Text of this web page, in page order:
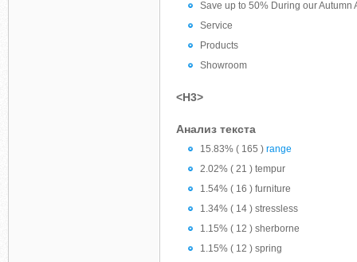
Save up to 50% During our Autumn
Service
Products
Showroom
<H3>
Анализ текста
15.83% ( 165 ) range
2.02% ( 21 ) tempur
1.54% ( 16 ) furniture
1.34% ( 14 ) stressless
1.15% ( 12 ) sherborne
1.15% ( 12 ) spring